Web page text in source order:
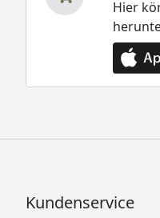
Hier
Kundenservice